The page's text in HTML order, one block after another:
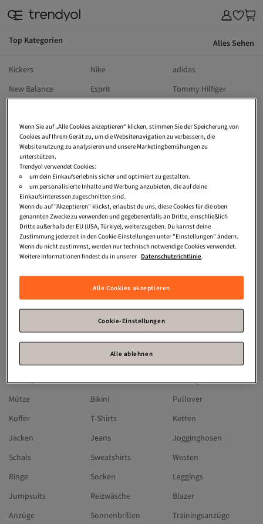
Top Kategorien Alles Sehen
Kickers Nike
adidas
New Balance
Esprit
Tommy Hilfiger
Wellensteyn
Calvin Klein
Puma
UGG
Hollister
Vans
Dr Martens
Ralph Lauren
Vivienne Westwood
Only
Jack Wolfskin
Armedangels
Sansibar
Crocs
Tetri
Tom Tailor
Heine
Vero Moda
Tamaris
Converse
Hugo Boss
Moncler
Under Armour
Jaguar
Reebok
Lacoste
Gerry Weber
Camp David
Winterjacken
Kleider
Ohrringe
Mütze
Bikini
Pullover
Koffer
T-Shirts
Ketten
Jacken
Jeans
Jogginghosen
Schals
Sweatshirts
Westen
Ringe
Socken
Leggings
Jumpsuits
Reizwäsche
Blazer
Anzüge
Sonnenbrillen
Trainingsanzüge
Wenn Sie auf „Alle Cookies akzeptieren“ klicken, stimmen Sie der Speicherung von
Cookies auf Ihrem Gerät zu, um die Websitenavigation zu verbessern, die
Websitenutzung zu analysieren und unsere Marketingbemühungen zu
unterstützen.
Trendyol verwendet Cookies:
um dein Einkaufserlebnis sicher und optimiert zu gestalten.
um personalisierte Inhalte und Werbung anzubieten, die auf deine
Einkaufsinteressen zugeschnitten sind.
Wenn du auf "Akzeptieren" klickst, erlaubst du uns, diese Cookies für die oben
genannten Zwecke zu verwenden und gegebenenfalls an Dritte, einschließlich
Dritte außerhalb der EU (USA, Türkiye), weiterzugeben. Du kannst deine
Zustimmung jederzeit in den Cookie-Einstellungen unter "Einstellungen" ändern.
Wenn du nicht zustimmst, werden nur technisch notwendige Cookies verwendet.
Weitere Informationen findest du in unserer Datenschutzrichtlinie.
Alle Cookies akzeptieren
Cookie-Einstellungen
Alle ablehnen